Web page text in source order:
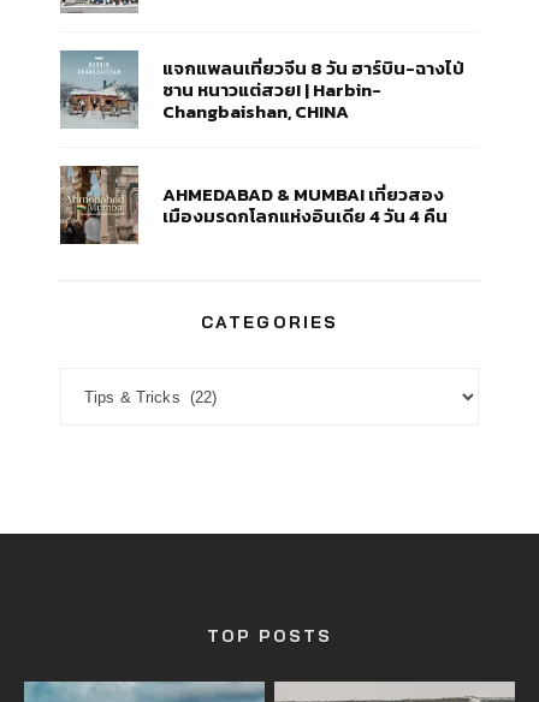
แจกแพลนเที่ยวจีน 8 วัน ฮาร์บิน-ฉางไป่
ซาน หนาวแต่สวย! | Harbin-
Changbaishan, CHINA
AHMEDABAD & MUMBAI เที่ยวสอง
เมืองมรดกโลกแห่งอินเดีย 4 วัน 4 คืน
CATEGORIES
TOP POSTS